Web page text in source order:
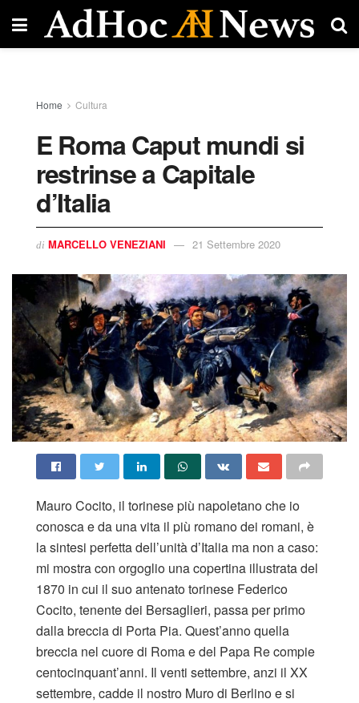
Home Cultura
E Roma Caput mundi si
restrinse a Capitale
d’Italia
di MARCELLO VENEZIANI 21 Settembre 2020
Mauro Cocito, il torinese più napoletano che io
conosca e da una vita il più romano dei romani, è
la sintesi perfetta dell’unità d’Italia ma non a caso:
mi mostra con orgoglio una copertina illustrata del
1870 in cui il suo antenato torinese Federico
Cocito, tenente dei Bersaglieri, passa per primo
dalla breccia di Porta Pia. Quest’anno quella
breccia nel cuore di Roma e del Papa Re compie
centocinquant’anni. Il venti settembre, anzi il XX
settembre, cadde il nostro Muro di Berlino e si